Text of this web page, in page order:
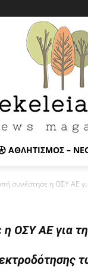
ΑΘΛΗΤΙΣΜΌΣ –
συνέστησε η ΟΣΥ ΑΕ
η ΟΣΥ ΑΕ για